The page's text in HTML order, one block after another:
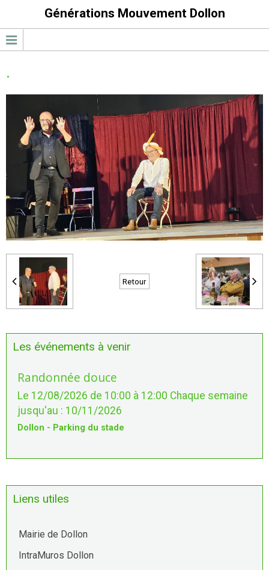
Générations Mouvement Dollon
.
Retour
Les événements à venir
Randonnée douce
Le 12/08/2026 de 10:00 à 12:00 Chaque semaine
jusqu'au : 10/11/2026
Dollon - Parking du stade
Liens utiles
Mairie de Dollon
IntraMuros Dollon